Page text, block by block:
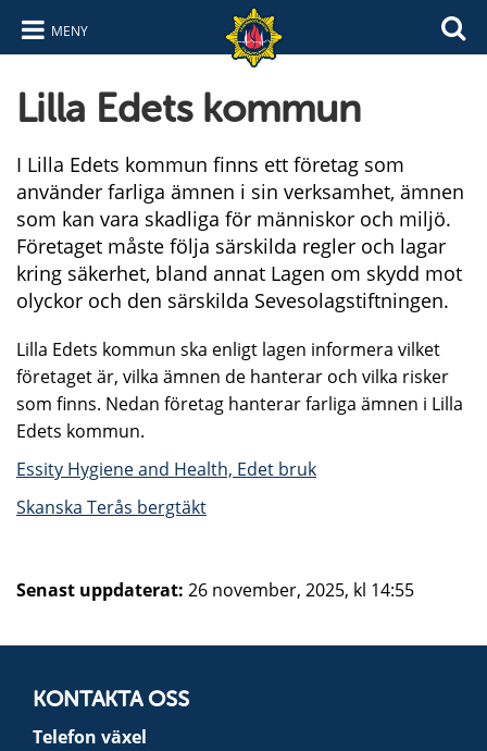
MENY
Hoppa till innehåll
Hoppa till navigering
Lilla Edets kommun
I Lilla Edets kommun finns ett företag som
använder farliga ämnen i sin verksamhet, ämnen
som kan vara skadliga för människor och miljö.
Företaget måste följa särskilda regler och lagar
kring säkerhet, bland annat Lagen om skydd mot
olyckor och den särskilda Sevesolagstiftningen.
Lilla Edets kommun ska enligt lagen informera vilket
företaget är, vilka ämnen de hanterar och vilka risker
som finns. Nedan företag hanterar farliga ämnen i Lilla
Edets kommun.
Essity Hygiene and Health, Edet bruk
Skanska Terås bergtäkt
Senast uppdaterat: 26 november, 2025, kl 14:55
KONTAKTA OSS
Telefon växel